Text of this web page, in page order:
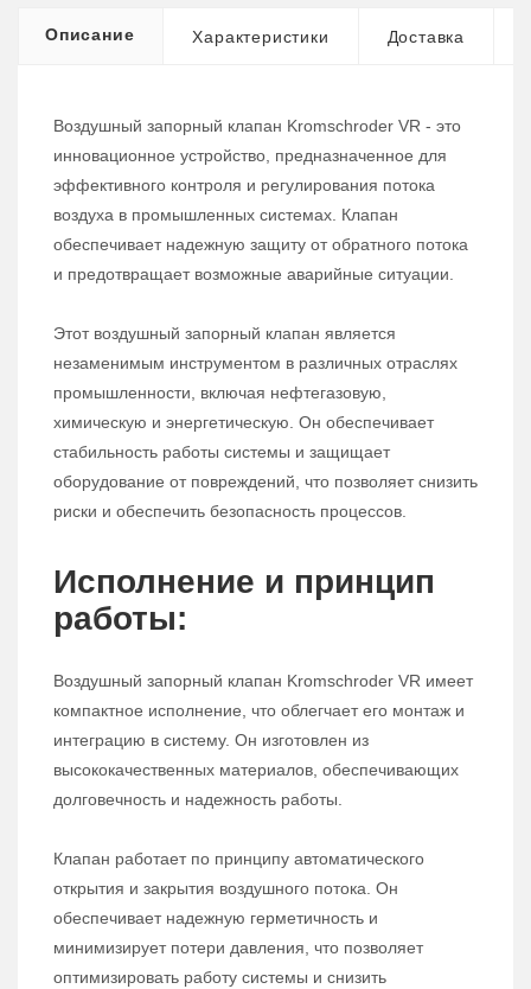
Описание Характеристики Доставка
Воздушный запорный клапан Kromschroder VR - это
инновационное устройство, предназначенное для
эффективного контроля и регулирования потока
воздуха в промышленных системах. Клапан
обеспечивает надежную защиту от обратного потока
и предотвращает возможные аварийные ситуации.
Этот воздушный запорный клапан является
незаменимым инструментом в различных отраслях
промышленности, включая нефтегазовую,
химическую и энергетическую. Он обеспечивает
стабильность работы системы и защищает
оборудование от повреждений, что позволяет снизить
риски и обеспечить безопасность процессов.
Исполнение и принцип
работы:
Воздушный запорный клапан Kromschroder VR имеет
компактное исполнение, что облегчает его монтаж и
интеграцию в систему. Он изготовлен из
высококачественных материалов, обеспечивающих
долговечность и надежность работы.
Клапан работает по принципу автоматического
открытия и закрытия воздушного потока. Он
обеспечивает надежную герметичность и
минимизирует потери давления, что позволяет
оптимизировать работу системы и снизить